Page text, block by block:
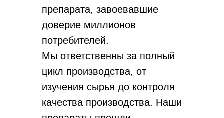
Мы ответственны за полный
цикл производства, от
изучения сырья до контроля
качества производства. Наши
препарата, завоевавшие
доверие миллионов
потребителей.